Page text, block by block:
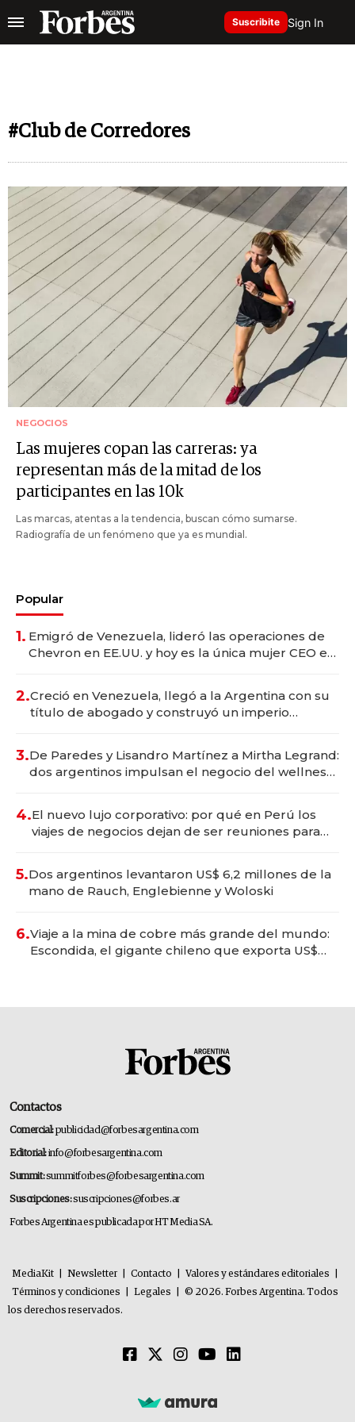
Suscribite Sign In
#Club de Corredores
NEGOCIOS
Las mujeres copan las carreras: ya
representan más de la mitad de los
participantes en las 10k
Las marcas, atentas a la tendencia, buscan cómo sumarse.
Radiografía de un fenómeno que ya es mundial.
Popular
1. Emigró de Venezuela, lideró las operaciones de
Chevron en EE.UU. y hoy es la única mujer CEO en
2.Creció en Venezuela, llegó a la Argentina con su
título de abogado y construyó un imperio
3.De Paredes y Lisandro Martínez a Mirtha Legrand:
dos argentinos impulsan el negocio del wellness
4.El nuevo lujo corporativo: por qué en Perú los
viajes de negocios dejan de ser reuniones para
5.Dos argentinos levantaron US$ 6,2 millones de la
mano de Rauch, Englebienne y Woloski
6.Viaje a la mina de cobre más grande del mundo:
Escondida, el gigante chileno que exporta US$
Contactos
Comercial:publicidad@forbesargentina.com
Editorial:info@forbesargentina.com
Summit:summitforbes@forbesargentina.com
Suscripciones:suscripciones@forbes.ar
Forbes Argentina es publicada por HT Media SA.
MediaKit Newsletter Contacto Valores y estándares editoriales
Términos y condiciones
Legales
© 2026. Forbes Argentina. Todos
los derechos reservados.